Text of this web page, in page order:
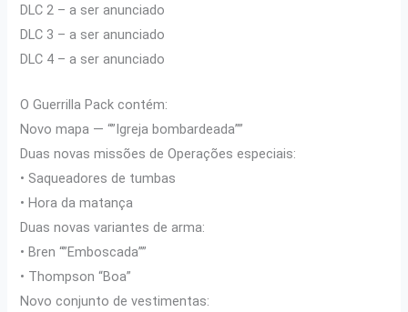
DLC 2 – a ser anunciado
DLC 3 – a ser anunciado
DLC 4 – a ser anunciado
O Guerrilla Pack contém:
Novo mapa — “”Igreja bombardeada””
Duas novas missões de Operações especiais:
• Saqueadores de tumbas
• Hora da matança
Duas novas variantes de arma:
• Bren “”Emboscada””
• Thompson “Boa”
Novo conjunto de vestimentas: